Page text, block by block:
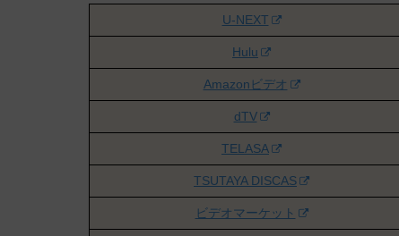
U-NEXT
Hulu
Amazonビデオ
dTV
TELASA
TSUTAYA DISCAS
ビデオマーケット